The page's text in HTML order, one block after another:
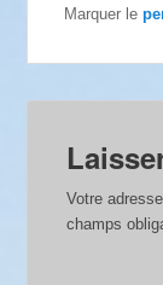
Marquer le
Votre
champs